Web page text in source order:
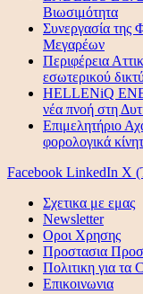
Βιωσιμότητα
Συνεργασία
Μεγαρέων
Περιφέρεια
εσωτερικού
HELLENiQ
νέα πνοή στη
Επιμελητήριο
φορολογικά
Facebook LinkedIn X
Σχετικα με εμας
Newsletter
Οροι Χρησης
Προστασια
Πολιτικη για τα
Επικοινωνια